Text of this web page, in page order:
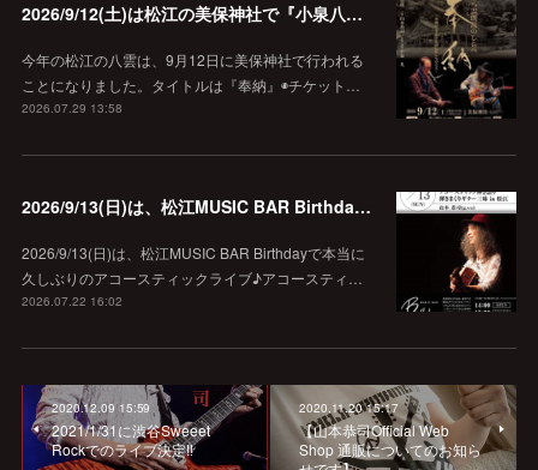
2026/9/12(土)は松江の美保神社で『小泉八雲朗読のしらべ』
今年の松江の八雲は、9月12日に美保神社で行われる
ことになりました。タイトルは『奉納』◉チケット…
2026.07.29 13:58
2026/9/13(日)は、松江MUSIC BAR Birthdayでアコースティック弾き語り弾きまくりギター三昧♪
2026/9/13(日)は、松江MUSIC BAR Birthdayで本当に
久しぶりのアコースティックライブ♪アコースティ…
2026.07.22 16:02
2020.12.09 15:59
2021/1/31に渋谷Sweeet
Rockでのライブ決定‼️
2020.11.20 15:17
【山本恭司Official Web
Shop 通販についてのお知ら